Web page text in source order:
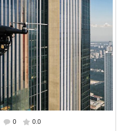
1280x960
0 0.0